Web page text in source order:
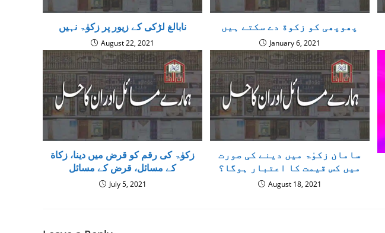
نابالغ لڑکی کے زیور پر زکوٰۃ نہیں
August 22, 2021
پھوپھی کو زکوة دے سکتے ہیں
January 6, 2021
زکوٰۃ کی رقم کو قرض میں دینا، زكاة
كے مسائل، قرض كے مسائل
July 5, 2021
سامان زکوٰۃ میں دینے کی صورت
میں کس قیمت کا اعتبار ہوگا؟
August 18, 2021